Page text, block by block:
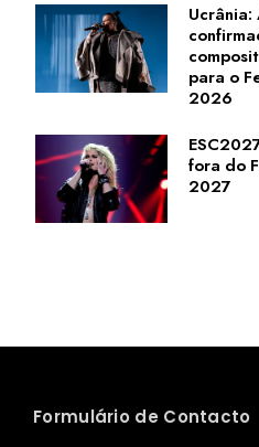
Ucrânia:
para o
2026
fora do
2027
Formulário de Contacto